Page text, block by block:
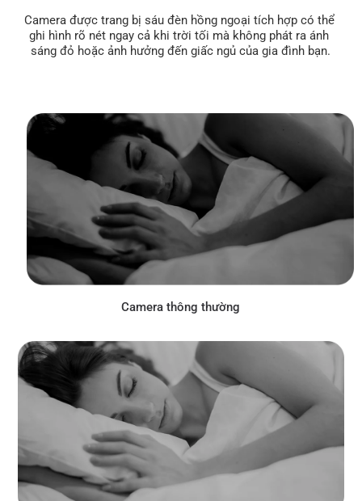
Camera được trang bị sáu đèn hồng ngoại tích hợp có thể
ghi hình rõ nét ngay cả khi trời tối mà không phát ra ánh
sáng đỏ hoặc ảnh hưởng đến giấc ngủ của gia đình bạn.
Camera thông thường